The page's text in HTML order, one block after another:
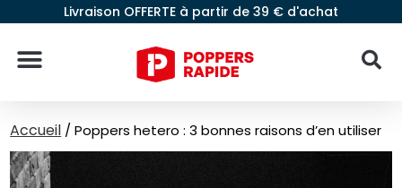
Livraison OFFERTE à partir de 39 € d'achat
Accueil /Poppers hetero : 3 bonnes raisons d’en utiliser